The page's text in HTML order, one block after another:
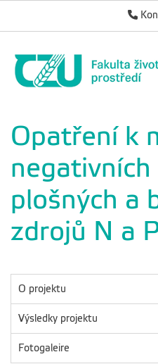
Opatření k
negativních
plošných a
zdrojů N a
O projektu
Výsledky projektu
Fotogaleire